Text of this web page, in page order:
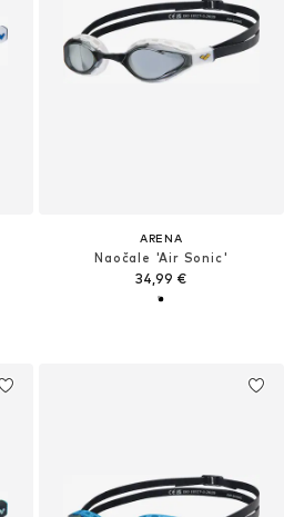
ARENA
Naočale 'Air Sonic'
34,99 €